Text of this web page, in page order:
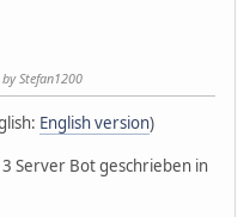
Stefan1200
English version)
3 Server Bot geschrieben in